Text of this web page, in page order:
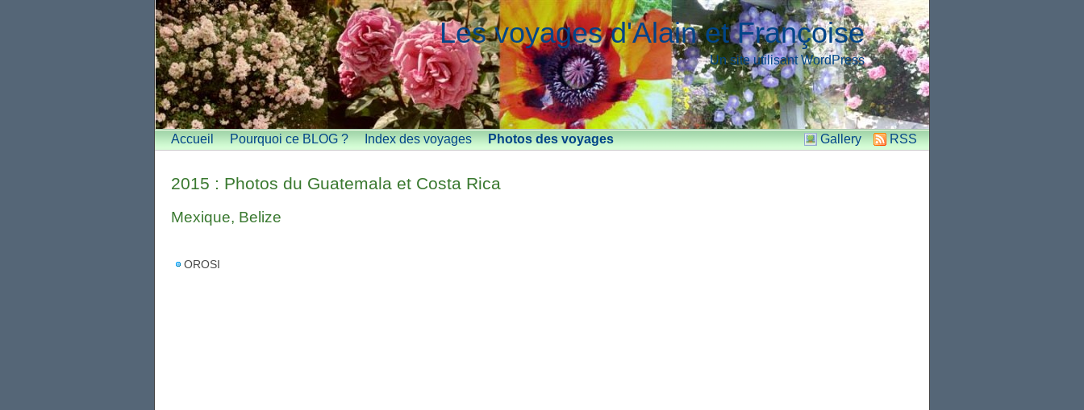
Les voyages d'Alain et Françoise
Un site utilisant WordPress
Accueil Pourquoi ce BLOG ? Index des voyages Photos des voyages RSS
Gallery
2015 : Photos du Guatemala et Costa Rica
Mexique, Belize
OROSI